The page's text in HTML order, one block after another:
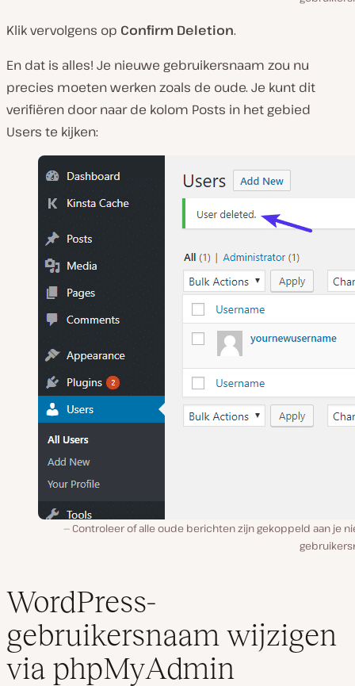
Klik vervolgens op Confirm Deletion.
En dat is alles! Je nieuwe gebruikersnaam zou nu
precies moeten werken zoals de oude. Je kunt dit
verifiëren door naar de kolom Posts in het gebied
Users te kijken:
Controleer of alle oude berichten zijn gekoppeld aan je
WordPress-
gebruikersnaam wijzigen
via phpMyAdmin